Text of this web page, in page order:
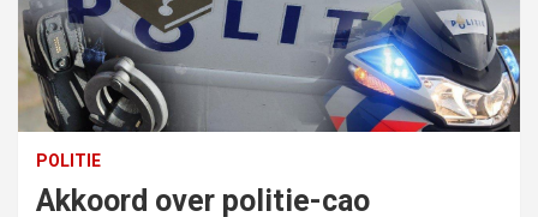
POLITIE
Akkoord over politie-cao